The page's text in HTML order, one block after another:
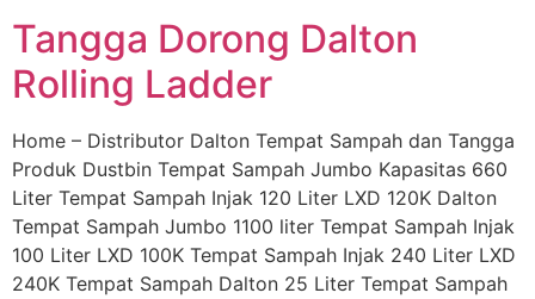
Tangga Dorong Dalton
Rolling Ladder
Home – Distributor Dalton Tempat Sampah dan Tangga
Produk Dustbin Tempat Sampah Jumbo Kapasitas 660
Liter Tempat Sampah Injak 120 Liter LXD 120K Dalton
Tempat Sampah Jumbo 1100 liter Tempat Sampah Injak
100 Liter LXD 100K Tempat Sampah Injak 240 Liter LXD
240K Tempat Sampah Dalton 25 Liter Tempat Sampah